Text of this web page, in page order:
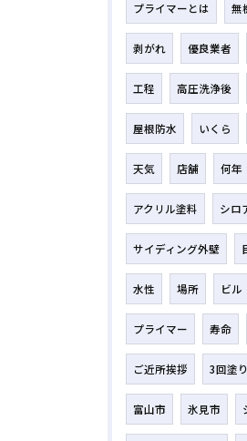
プライマーとは 無
剥がれ 優良業者
工程 高圧洗浄後
屋根防水 いくら
天気 店舗 何年
アクリル塗料 シロ
サイディング外壁
水性 場所 ビル
プライマー 寿命
ご近所挨拶 3回塗り
富山市 氷見市